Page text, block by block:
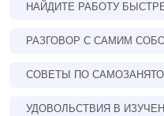
НАЙДИТЕ РАБОТУ
РАЗГОВОР С САМИМ
СОВЕТЫ ПО
УДОВОЛЬСТВИЯ В